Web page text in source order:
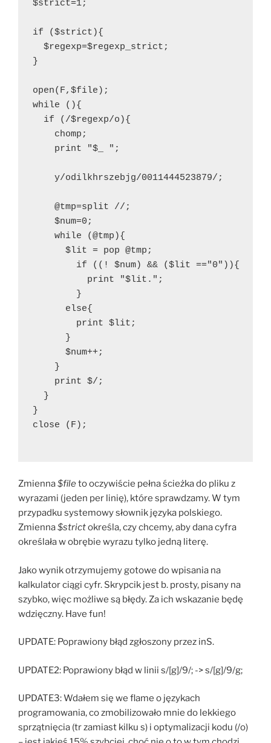
$strict=1;
if ($strict){
  $regexp=$regexp_strict;
}
open(F,$file);
while (){
  if (/$regexp/o){
    chomp;
    print "$_ ";
    y/odilkhrszebjg/0011444523879/;
    @tmp=split //;
    $num=0;
    while (@tmp){
      $lit = pop @tmp;
        if ((! $num) && ($lit =="0")){
          print "$lit.";
        }
      else{
        print $lit;
      }
      $num++;
    }
    print $/;
  }
}
close (F);
Zmienna$fileto oczywiście pełna ścieżka do pliku z
wyrazami (jeden per linię), które sprawdzamy. W tym
przypadku systemowy słownik języka polskiego.
Zmienna$strictokreśla, czy chcemy, aby dana cyfra
określała w obrębie wyrazu tylko jedną literę.
Jako wynik otrzymujemy gotowe do wpisania na
kalkulator ciągi cyfr. Skrypcik jest b. prosty, pisany na
szybko, więc możliwe są błędy. Za ich wskazanie będę
wdzięczny. Have fun!
UPDATE: Poprawiony błąd zgłoszony przez inS.
UPDATE2: Poprawiony błąd w linii s/[g]/9/; -> s/[g]/9/g;
UPDATE3: Wdałem się we flame o językach
programowania, co zmobilizowało mnie do lekkiego
sprzątnięcia (tr zamiast kilku s) i optymalizacji kodu (/o)